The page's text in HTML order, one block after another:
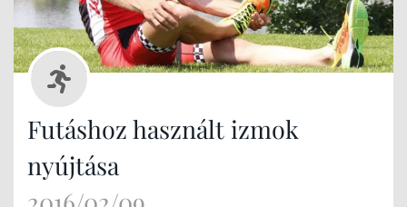
Futáshoz használt izmok
nyújtása